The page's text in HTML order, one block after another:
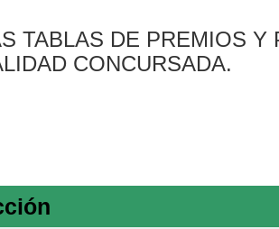
TABLAS DE PREMIOS Y
CONCURSADA.